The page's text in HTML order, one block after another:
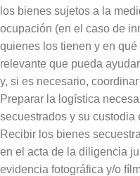
los bienes sujetos a la
ocupación (en el caso de
quienes los tienen y en
relevante que pueda
y, si es necesario,
Preparar la logística
secuestrados y su custodia
Recibir los bienes
en el acta de la diligencia
evidencia fotográfica y/o